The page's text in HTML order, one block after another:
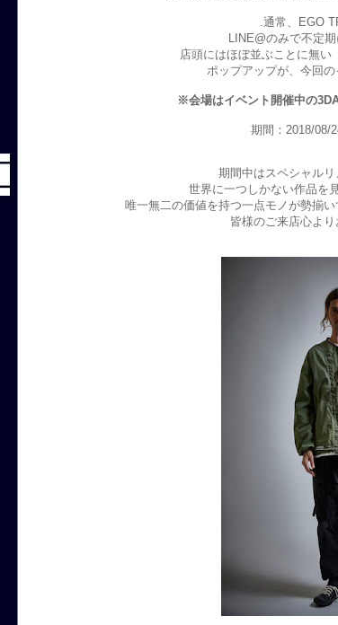
.通常、EGO
LINE@のみで不定
店頭にはほぼ並ぶことに無
ポップアップが、今回の
※会場はイベント開催中の
期間：2018/08/
期間中はスペシャルリ
世界に一つしかない作品を
唯一無二の価値を持つ一点モノが勢揃
皆様のご来店心より